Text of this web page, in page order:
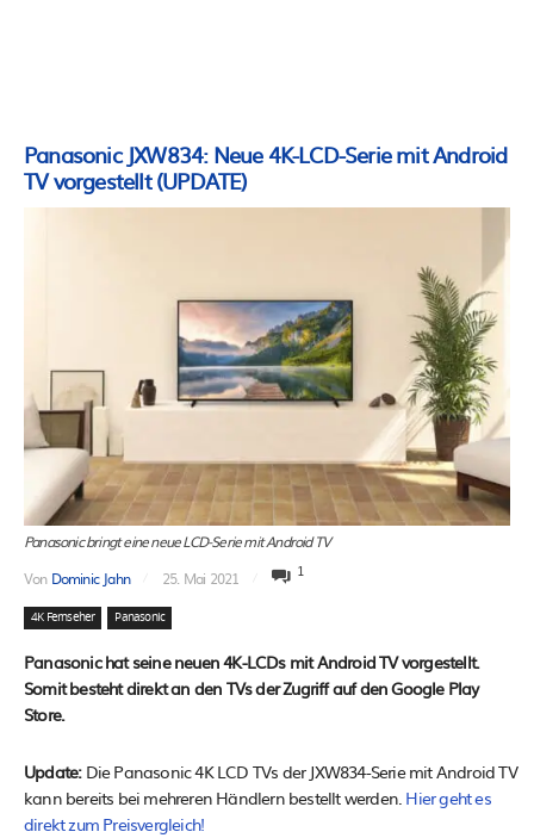
Panasonic JXW834: Neue 4K-LCD-Serie mit Android
TV vorgestellt (UPDATE)
Panasonic bringt eine neue LCD-Serie mit Android TV
Von Dominic Jahn 25. Mai 2021 1
4K Fernseher Panasonic
Panasonic hat seine neuen 4K-LCDs mit Android TV vorgestellt.
Somit besteht direkt an den TVs der Zugriff auf den Google Play
Store.
Update:Die Panasonic 4K LCD TVs der JXW834-Serie mit Android TV
kann bereits bei mehreren Händlern bestellt werden. Hier geht es
direkt zum Preisvergleich!